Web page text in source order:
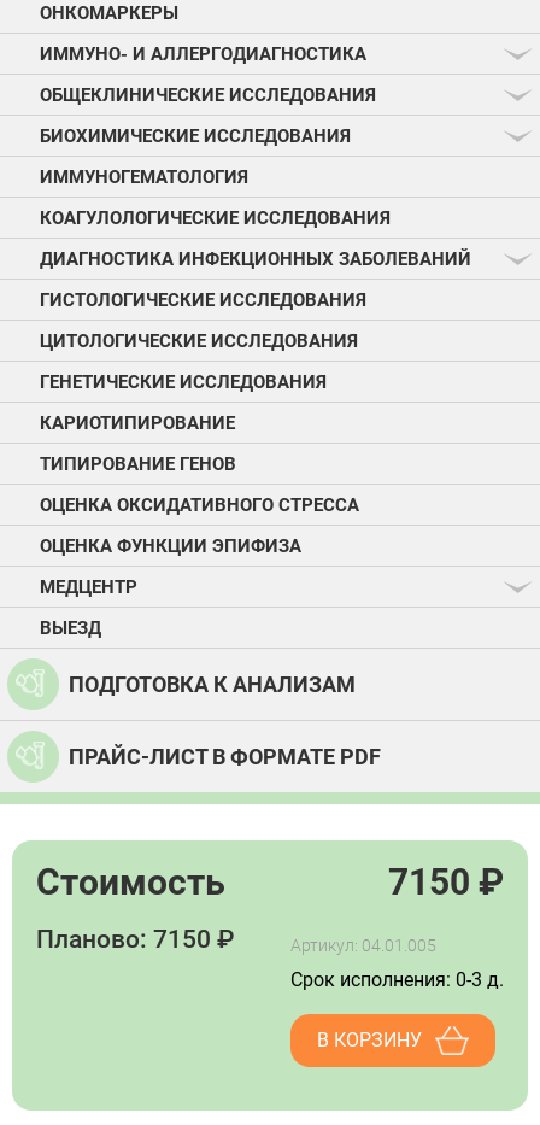
ОНКОМАРКЕРЫ
ИММУНО- И АЛЛЕРГОДИАГНОСТИКА
ОБЩЕКЛИНИЧЕСКИЕ ИССЛЕДОВАНИЯ
БИОХИМИЧЕСКИЕ ИССЛЕДОВАНИЯ
ИММУНОГЕМАТОЛОГИЯ
КОАГУЛОЛОГИЧЕСКИЕ ИССЛЕДОВАНИЯ
ДИАГНОСТИКА ИНФЕКЦИОННЫХ ЗАБОЛЕВАНИЙ
ГИСТОЛОГИЧЕСКИЕ ИССЛЕДОВАНИЯ
ЦИТОЛОГИЧЕСКИЕ ИССЛЕДОВАНИЯ
ГЕНЕТИЧЕСКИЕ ИССЛЕДОВАНИЯ
КАРИОТИПИРОВАНИЕ
ТИПИРОВАНИЕ ГЕНОВ
ОЦЕНКА ОКСИДАТИВНОГО СТРЕССА
ОЦЕНКА ФУНКЦИИ ЭПИФИЗА
МЕДЦЕНТР
ВЫЕЗД
ПОДГОТОВКА К АНАЛИЗАМ
ПРАЙС-ЛИСТ В ФОРМАТЕ PDF
Стоимость 7150 ₽
Планово: 7150 ₽ Артикул: 04.01.005
Срок исполнения: 0-3 д.
В КОРЗИНУ